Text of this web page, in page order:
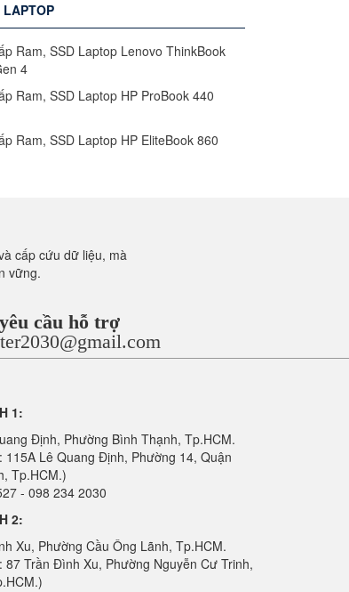
LAPTOP
Ram, SSD Laptop Lenovo ThinkBook
4
Ram, SSD Laptop HP ProBook 440
Ram, SSD Laptop HP EliteBook 860
cấp cứu dữ liệu, mà
vững.
cầu hỗ trợ
1:
Định, Phường Bình Thạnh, Tp.HCM.
115A Lê Quang Định, Phường 14, Quận
Tp.HCM.)
- 098 234 2030
2:
Xu, Phường Cầu Ông Lãnh, Tp.HCM.
87 Trần Đình Xu, Phường Nguyễn Cư Trinh,